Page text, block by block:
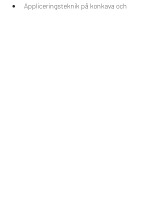
Appliceringsteknik på konkava och